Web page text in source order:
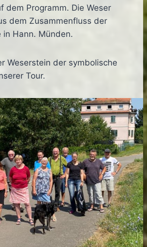
dem Programm. Die Weser
dem Zusammenfluss der
in Hann. Münden.
Weserstein der symbolische
Tour.